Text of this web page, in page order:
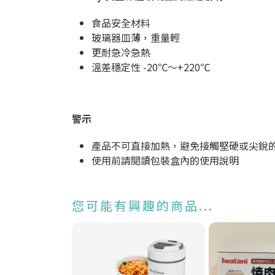
食品安全材料
玻璃器皿薄，重量輕
更耐急冷急熱
溫差穩定性 -20℃〜+220℃
警示
產品不可直接加熱，避免接觸堅硬或尖銳
使用前請閱讀包裝盒內的使用說明
您可能有興趣的商品...